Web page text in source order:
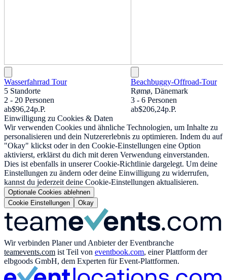
Wasserfahrrad Tour
5 Standorte
2 - 20 Personen
ab$96,24p.P.
Beachbuggy-Offroad-Tour
Rømø, Dänemark
3 - 6 Personen
ab$206,24p.P.
Einwilligung zu Cookies & Daten
Wir verwenden Cookies und ähnliche Technologien, um Inhalte zu
personalisieren und dein Nutzererlebnis zu optimieren. Indem du auf
"Okay" klickst oder in den Cookie-Einstellungen eine Option
aktivierst, erklärst du dich mit deren Verwendung einverstanden.
Dies ist ebenfalls in unserer Cookie-Richtlinie dargelegt. Um deine
Einstellungen zu ändern oder deine Einwilligung zu widerrufen,
kannst du jederzeit deine Cookie-Einstellungen aktualisieren.
Optionale Cookies ablehnen
Cookie Einstellungen
Okay
Wir verbinden Planer und Anbieter der Eventbranche
teamevents.com ist Teil von eventbook.com, einer Plattform der
elbgoods GmbH, dem Experten für Event-Plattformen.